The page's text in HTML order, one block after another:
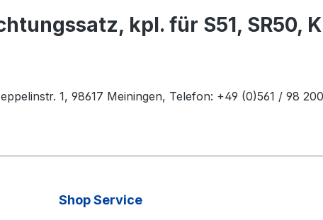
kpl. für S51, SR50,
1, 98617 Meiningen, Telefon: +49 (0)561 / 98
Shop Service